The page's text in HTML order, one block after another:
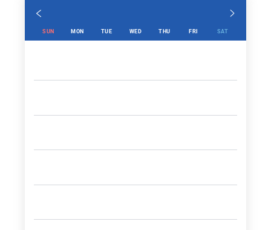
SUN MON TUE WED THU FRI SAT